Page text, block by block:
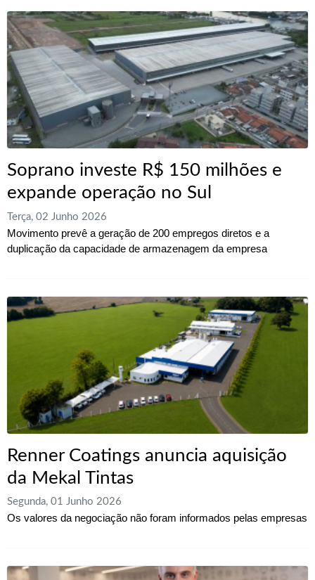
Soprano investe R$ 150 milhões e
expande operação no Sul
Terça, 02 Junho 2026
Movimento prevê a geração de 200 empregos diretos e a
duplicação da capacidade de armazenagem da empresa
Renner Coatings anuncia aquisição
da Mekal Tintas
Segunda, 01 Junho 2026
Os valores da negociação não foram informados pelas empresas